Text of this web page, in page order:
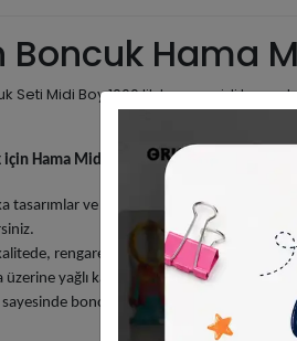
Boncuk Hama
Seti Midi Boy 1000 lik hama midi
Hama Midi boncuk Tablası
tasarımlar ve güzel sanat eserleri
rengarenktir ve 5-99 yaş için
yağlı kağıt koyarak önerilen ısıda
sayesinde boncuklar dizerken bozulmaz.